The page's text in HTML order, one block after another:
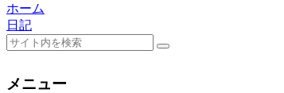
ホーム
日記
メニュー